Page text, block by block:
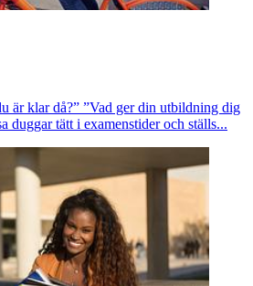
är klar då?” ”Vad ger din utbildning dig
duggar tätt i examenstider och ställs...